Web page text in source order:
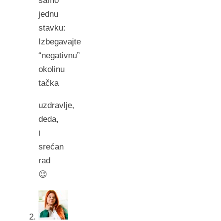
jednu
stavku:
Izbegavajte
“negativnu”
okolinu
tačka
uzdravlje,
deda,
i
srećan
rad
😉